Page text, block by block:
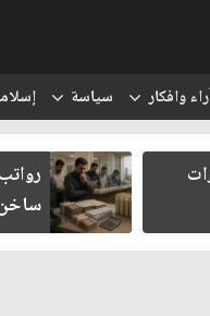
وافكار سياسة
رواتب
ساخن